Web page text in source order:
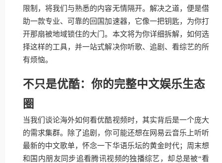
限制，将我们与熟悉的内容无情隔开。解决之道，便是借
助一款专业、可靠的回国加速器，它像一把钥匙，为你打
开那扇被地域锁住的大门。本文将为你详细拆解，如何选
择这样的工具，并一站式解决你听歌、追剧、看综艺的所
有烦恼。
不只是优酷：你的完整中文娱乐生态
圈
当我们谈论海外如何看优酷视频时，其实背后是一个庞大
的需求集群。除了追剧，你可能还想在网易云音乐上听听
最新的中文歌单，怀念一下华语乐坛的黄金时代；周末想
和国内朋友同步追看腾讯视频的独播综艺，却总是被“看